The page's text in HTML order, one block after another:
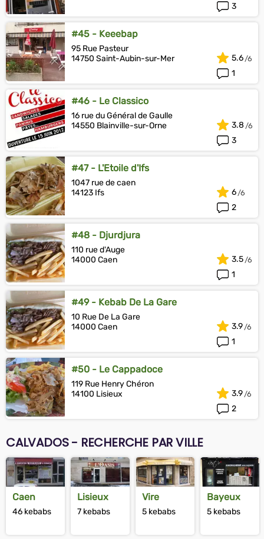
3
#45 - Keeebap
95 Rue Pasteur
14750 Saint-Aubin-sur-Mer
1
5.6
#46 - Le Classico
16 rue du Général de Gaulle
14550 Blainville-sur-Orne
3
3.8
#47 - L'Etoile d'Ifs
1047 rue de caen
14123 Ifs
2
6
#48 - Djurdjura
110 rue d'Auge
14000 Caen
1
3.5
#49 - Kebab De La Gare
10 Rue De La Gare
14000 Caen
1
3.9
#50 - Le Cappadoce
119 Rue Henry Chéron
14100 Lisieux
2
3.9
CALVADOS - RECHERCHE PAR VILLE
Caen
46 kebabs
Lisieux
7 kebabs
Vire
5 kebabs
Bayeux
5 kebabs